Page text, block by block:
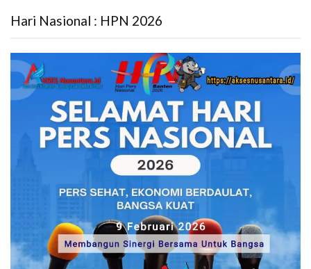
Hari Nasional : HPN 2026